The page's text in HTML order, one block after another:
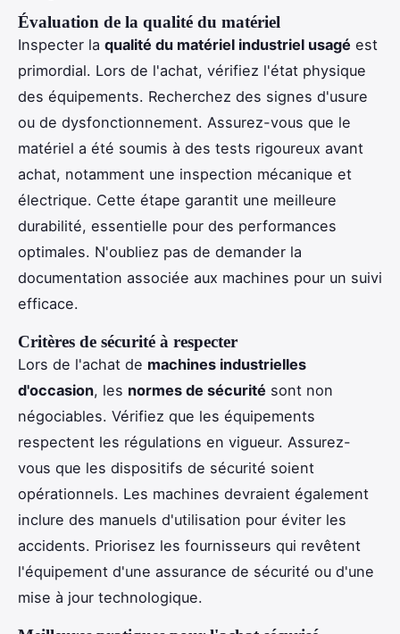
Évaluation de la qualité du matériel
Inspecter la qualité du matériel industriel usagé est
primordial. Lors de l'achat, vérifiez l'état physique
des équipements. Recherchez des signes d'usure
ou de dysfonctionnement. Assurez-vous que le
matériel a été soumis à des tests rigoureux avant
achat, notamment une inspection mécanique et
électrique. Cette étape garantit une meilleure
durabilité, essentielle pour des performances
optimales. N'oubliez pas de demander la
documentation associée aux machines pour un suivi
efficace.
Critères de sécurité à respecter
Lors de l'achat de machines industrielles
d'occasion, les normes de sécurité sont non
négociables. Vérifiez que les équipements
respectent les régulations en vigueur. Assurez-
vous que les dispositifs de sécurité soient
opérationnels. Les machines devraient également
inclure des manuels d'utilisation pour éviter les
accidents. Priorisez les fournisseurs qui revêtent
l'équipement d'une assurance de sécurité ou d'une
mise à jour technologique.